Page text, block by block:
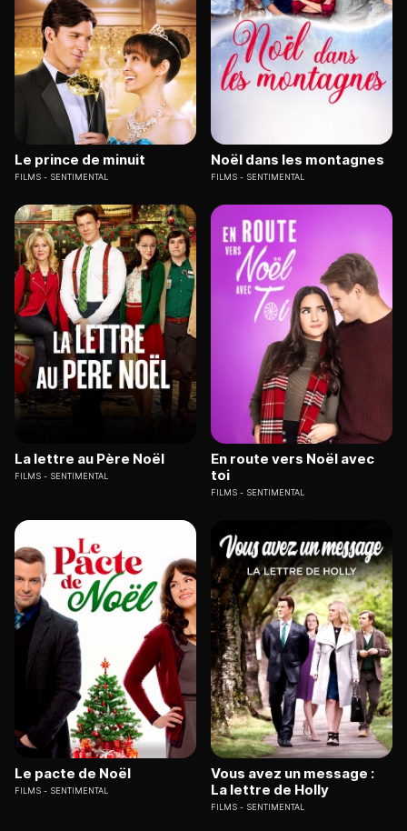
Le prince de minuit
FILMS SENTIMENTAL
Noël dans les montagnes
FILMS SENTIMENTAL
La lettre au Père Noël
FILMS SENTIMENTAL
En route vers Noël avec
toi
FILMS SENTIMENTAL
Le pacte de Noël
FILMS SENTIMENTAL
Vous avez un message :
La lettre de Holly
FILMS SENTIMENTAL